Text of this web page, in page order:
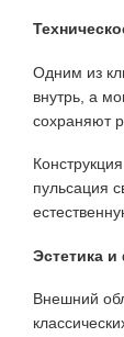
Одним из
внутрь, а
сохраняют
пульсация
Эстетика
Внешний